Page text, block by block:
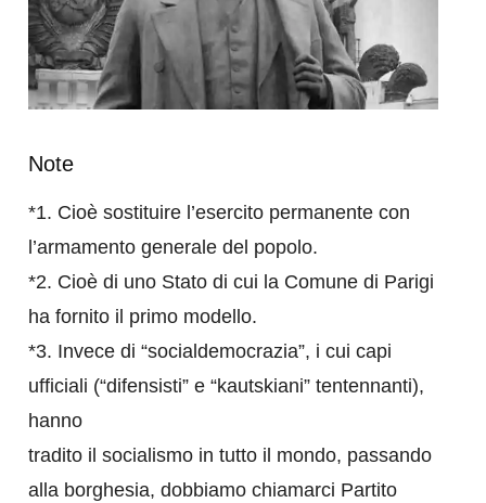
Note
*1. Cioè sostituire l’esercito permanente con
l’armamento generale del popolo.
*2. Cioè di uno Stato di cui la Comune di Parigi
ha fornito il primo modello.
*3. Invece di “socialdemocrazia”, i cui capi
ufficiali (“difensisti” e “kautskiani” tentennanti),
hanno
tradito il socialismo in tutto il mondo, passando
alla borghesia, dobbiamo chiamarci Partito